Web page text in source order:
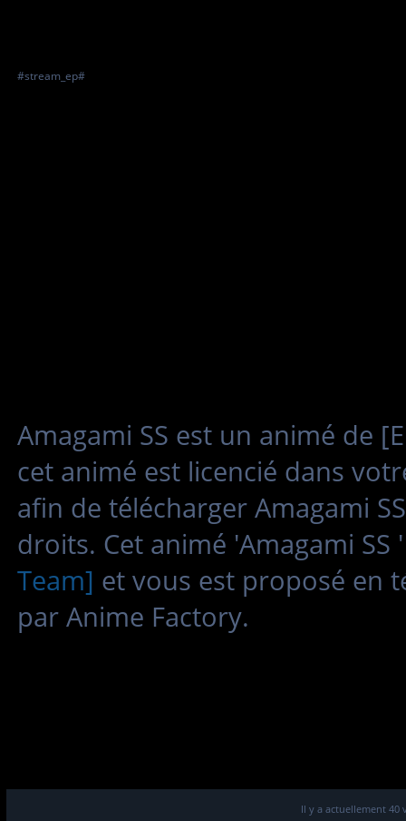
#stream_ep#
Amagami SS est un animé de
cet animé est licencié dans
afin de télécharger Amagami
droits. Cet animé 'Amagami
Team] et vous est proposé en
par Anime Factory.
Il y a actuellement 40